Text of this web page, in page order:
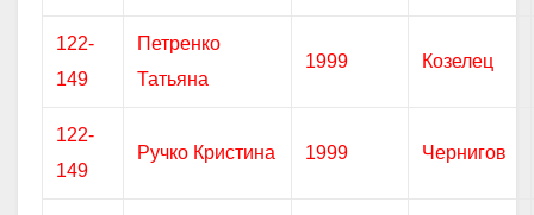
122-
149
Петренко
Татьяна
1999 Козелец
122-
149
Ручко Кристина 1999 Чернигов